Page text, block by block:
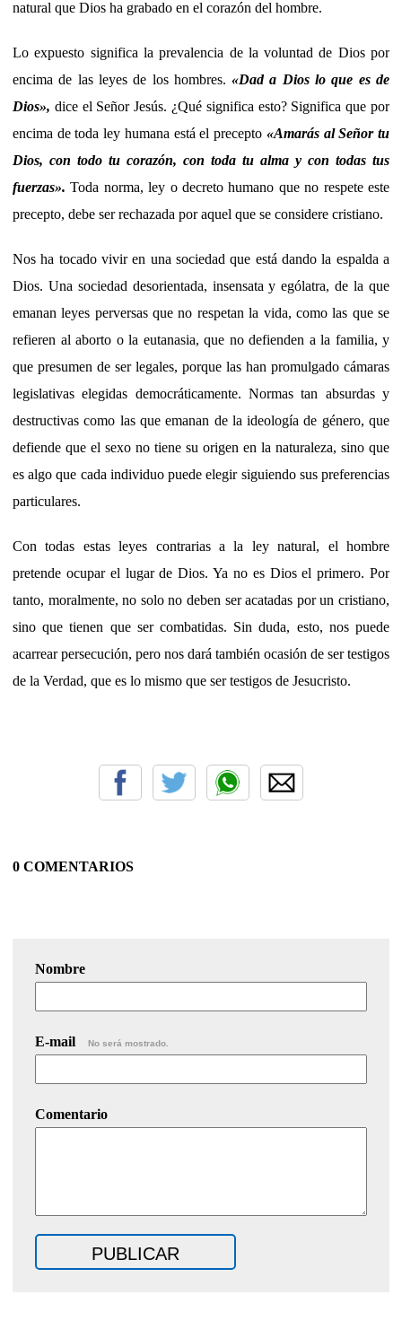
natural que Dios ha grabado en el corazón del hombre.
Lo expuesto significa la prevalencia de la voluntad de Dios por
encima de las leyes de los hombres.«Dad a Dios lo que es de
Dios», dice el Señor Jesús. ¿Qué significa esto? Significa que por
encima de toda ley humana está el precepto «Amarás al Señor tu
Dios, con todo tu corazón, con toda tu alma y con todas tus
fuerzas». Toda norma, ley o decreto humano que no respete este
precepto, debe ser rechazada por aquel que se considere cristiano.
Nos ha tocado vivir en una sociedad que está dando la espalda a
Dios. Una sociedad desorientada, insensata y ególatra, de la que
emanan leyes perversas que no respetan la vida, como las que se
refieren al aborto o la eutanasia, que no defienden a la familia, y
que presumen de ser legales, porque las han promulgado cámaras
legislativas elegidas democráticamente. Normas tan absurdas y
destructivas como las que emanan de la ideología de género, que
defiende que el sexo no tiene su origen en la naturaleza, sino que
es algo que cada individuo puede elegir siguiendo sus preferencias
particulares.
Con todas estas leyes contrarias a la ley natural, el hombre
pretende ocupar el lugar de Dios. Ya no es Dios el primero. Por
tanto, moralmente, no solo no deben ser acatadas por un cristiano,
sino que tienen que ser combatidas. Sin duda, esto, nos puede
acarrear persecución, pero nos dará también ocasión de ser testigos
de la Verdad, que es lo mismo que ser testigos de Jesucristo.
0 COMENTARIOS
Nombre
E-mail No será mostrado.
Comentario